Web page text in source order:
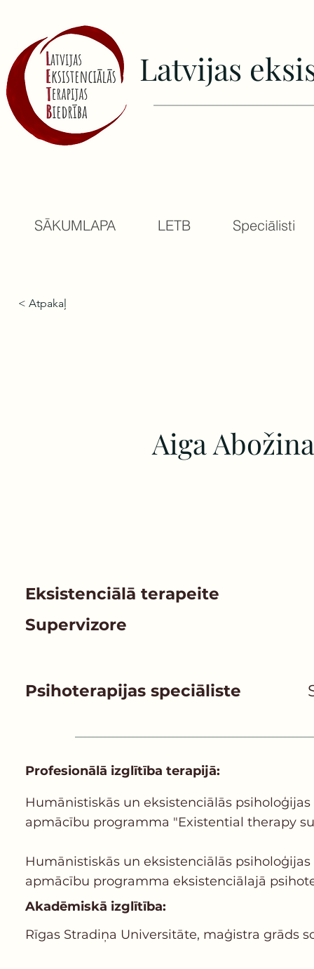
Latvijas
SĀKUMLAPA LETB Speciālisti
< Atpakaļ
Aiga Abožina
Eksistenciālā terapeite
Supervizore
Psihoterapijas speciāliste
Profesionālā izglītība terapijā:
Humānistiskās un eksistenciālās
apmācību programma "Existential therapy
Humānistiskās un eksistenciālās
apmācību programma eksistenciālajā
Akadēmiskā izglītība:
Rīgas Stradiņa Universitāte, maģistra grāds